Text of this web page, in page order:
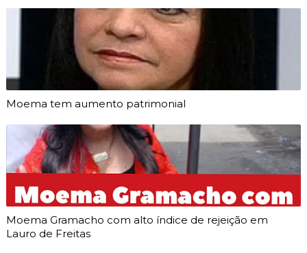
Moema tem aumento patrimonial
Moema Gramacho com alto índice de rejeição em
Lauro de Freitas